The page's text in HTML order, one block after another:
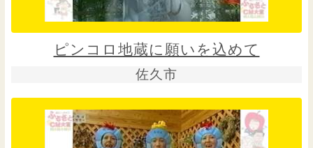
ピンコロ地蔵に願いを込めて
佐久市